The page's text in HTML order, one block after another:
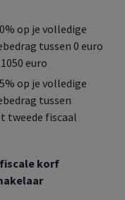
op je volledige
tussen 0 euro
euro
op je volledige
tussen
tweede fiscaal
korf